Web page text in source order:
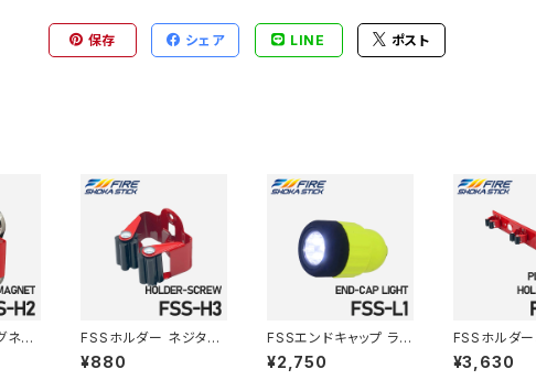
保存 シェア LINE ポスト
ネッ
FSSホルダー ネジタイ
プ FSS-H3
¥880
FSSエンドキャップ ライ
ト FSS-L1
¥2,750
FSSホルダ
トホルダー ネ
プ FSS-H4
¥3,630